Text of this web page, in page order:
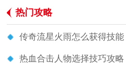
热门攻略
传奇流星火雨怎么获得技能
热血合击人物选择技巧攻略